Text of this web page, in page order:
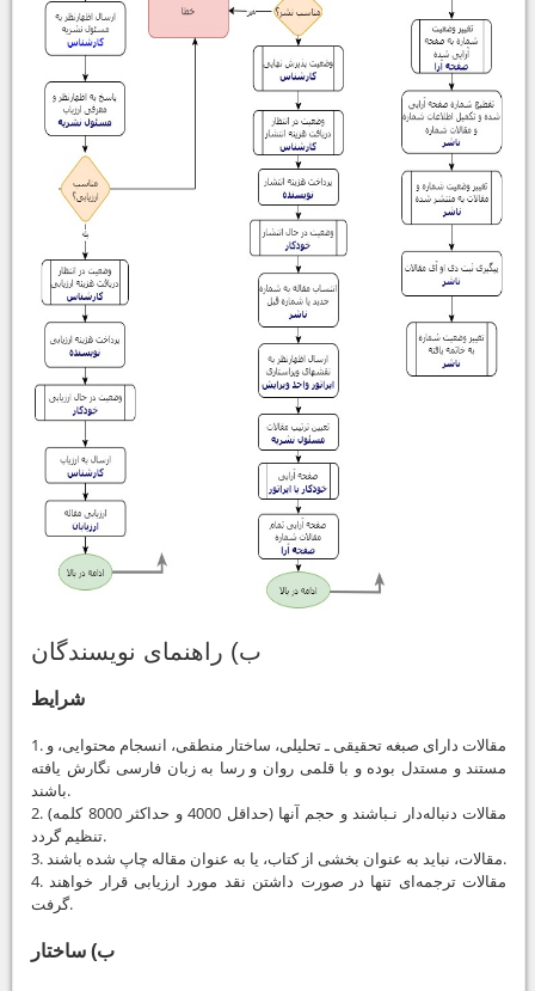
ب) راهنمای نویسندگان
شرایط
1. مقالات دارای صبغه تحقیقی ـ تحلیلی، ساختار منطقی، انسجام محتوایی، و
مستند و مستدل بوده و با قلمی روان و رسا به زبان فارسی نگارش یافته
باشند.
2. مقالات دنباله‌دار نـباشند و حجم آنها (حداقل 4000 و حداکثر 8000 کلمه)
تنظیم گردد.
3. مقالات، نباید به عنوان بخشی از کتاب، یا به عنوان مقاله چاپ شده باشند.
4. مقالات ترجمه‌ای تنها در صورت داشتن نقد مورد ارزیابی قرار خواهند
گرفت.
ب) ساختار